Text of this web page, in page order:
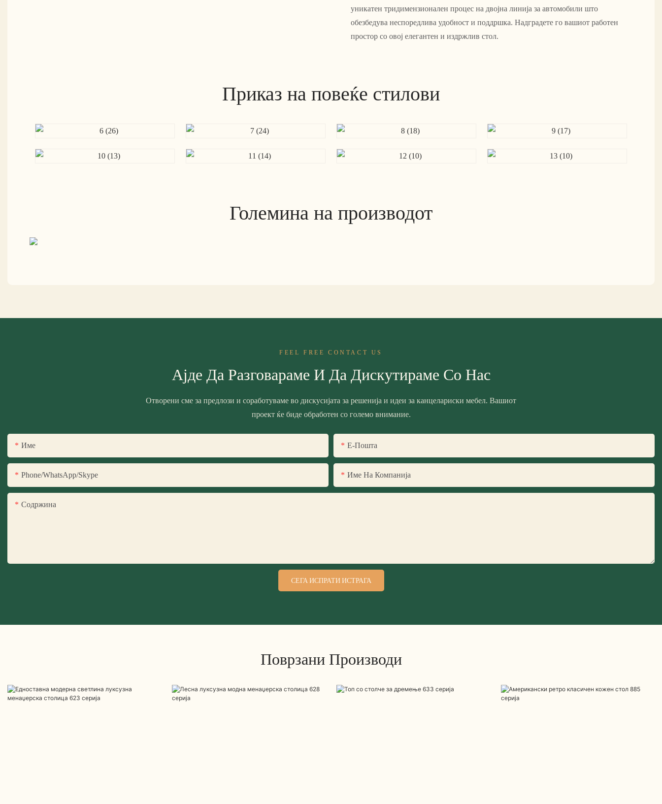
уникатен тридимензионален процес на двојна линија за автомобили што
обезбедува неспоредлива удобност и поддршка. Надградете го вашиот работен
простор со овој елегантен и издржлив стол.
Приказ на повеќе стилови
Големина на производот
FEEL FREE CONTACT US
Ајде Да Разговараме И Да Дискутираме Со Нас
Отворени сме за предлози и соработуваме во дискусијата за решенија и идеи за канцелариски мебел. Вашиот
проект ќе биде обработен со големо внимание.
Име Е-Пошта
Phone/WhatsApp/Skype Име На Компанија
Содржина
СЕГА ИСПРАТИ ИСТРАГА
Поврзани Производи